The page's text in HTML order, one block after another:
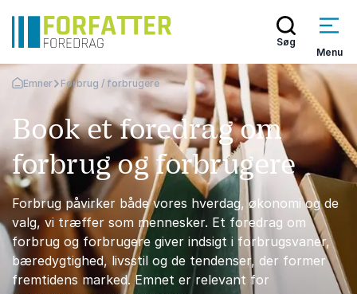
Søg
Menu
Tilbage til forsiden
Emner Forbrug / forbrugere
Book et foredrag om
forbrug og forbrugere
Forbrug påvirker både vores hverdag, økonomi og de
valg, vi træffer som mennesker. Et foredrag om
forbrug og forbrugere giver indsigt i forbrugsvaner,
bæredygtighed, livsstil og de tendenser, der former
fremtidens marked. Emnet er relevant for